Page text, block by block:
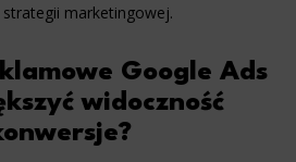
marketingowej.
Google Ads
widoczność